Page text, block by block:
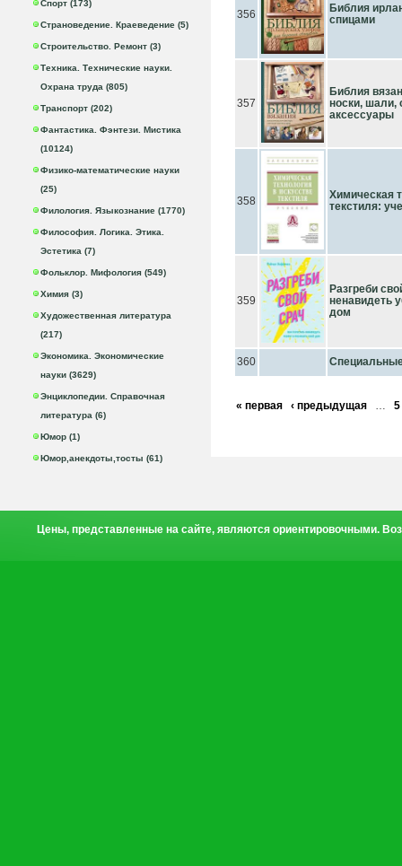
Спорт (173)
Страноведение. Краеведение (5)
Строительство. Ремонт (3)
Техника. Технические науки.
Охрана труда (805)
Транспорт (202)
Фантастика. Фэнтези. Мистика
(10124)
Физико-математические науки
(25)
Филология. Языкознание (1770)
Философия. Логика. Этика.
Эстетика (7)
Фольклор. Мифология (549)
Химия (3)
Художественная литература
(217)
Экономика. Экономические
науки (3629)
Энциклопедии. Справочная
литература (6)
Юмор (1)
Юмор,анекдоты,тосты (61)
356
Библия
спицами
357
Библия
носки, шали,
аксессуары
358
Химическая
текстиля:
359
Разгреби
ненавидеть
дом
360
« первая ‹ предыдущая … 5
Цены, представленные на сайте, являются ориентировочными.